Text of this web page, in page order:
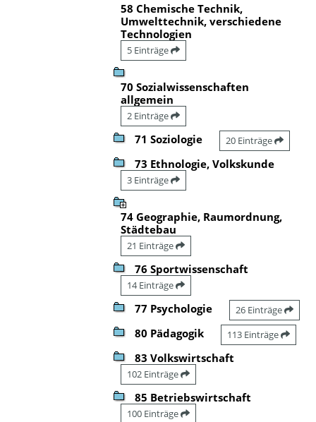
58 Chemische Technik,
Umwelttechnik, verschiedene
Technologien
5 Einträge
70 Sozialwissenschaften
allgemein
2 Einträge
71 Soziologie 20 Einträge
73 Ethnologie, Volkskunde
3 Einträge
74 Geographie, Raumordnung,
Städtebau
21 Einträge
76 Sportwissenschaft
14 Einträge
77 Psychologie 26 Einträge
80 Pädagogik 113 Einträge
83 Volkswirtschaft
102 Einträge
85 Betriebswirtschaft
100 Einträge